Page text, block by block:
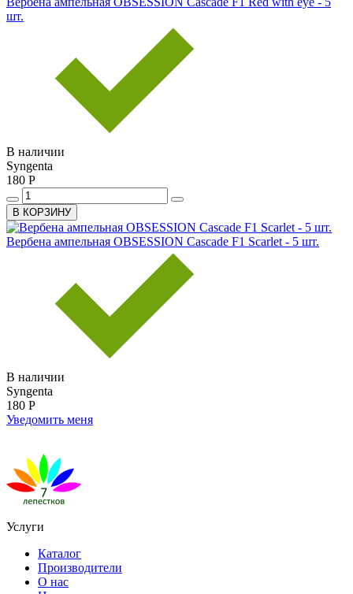
шт.
В наличии
Syngenta
180 Р
В КОРЗИНУ
Вербена ампельная OBSESSION Cascade F1 Scarlet - 5 шт.
В наличии
Syngenta
180 Р
Уведомить меня
Услуги
Каталог
Производители
О нас